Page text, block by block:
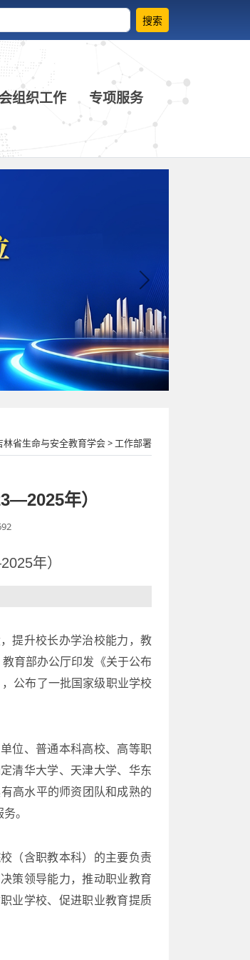
搜索
组织工作 专项服务
Next
林省生命与安全教育学会 > 工作部署
年）
年）
提升校长办学治校能力，教
育部办公厅印发《关于公布
公布了一批国家级职业学校
位、普通本科高校、高等职
清华大学、天津大学、华东
高水平的师资团队和成熟的
。
（含职教本科）的主要负责
策领导能力，推动职业教育
业学校、促进职业教育提质